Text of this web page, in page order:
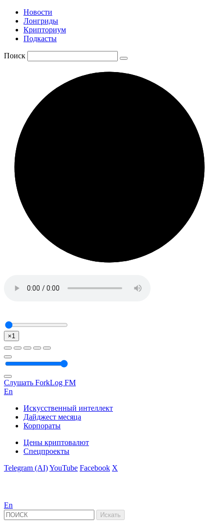
Новости
Лонгриды
Крипториум
Подкасты
Поиск
×1
Слушать ForkLog FM
En
Искусственный интеллект
Дайджест месяца
Корпораты
Цены криптовалют
Спецпроекты
Telegram (AI)YouTube Facebook X
En